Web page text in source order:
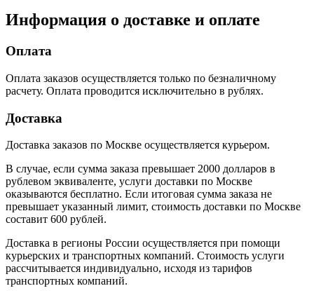
Информация о доставке и оплате
Оплата
Оплата заказов осуществляется только по безналичному
расчету. Оплата проводится исключительно в рублях.
Доставка
Доставка заказов по Москве осуществляется курьером.
В случае, если сумма заказа превышает 2000 долларов в
рублевом эквиваленте, услуги доставки по Москве
оказываются бесплатно. Если итоговая сумма заказа не
превышает указанный лимит, стоимость доставки по Москве
составит 600 рублей.
Доставка в регионы России осуществляется при помощи
курьерских и транспортных компаний. Стоимость услуги
рассчитывается индивидуально, исходя из тарифов
транспортных компаний.